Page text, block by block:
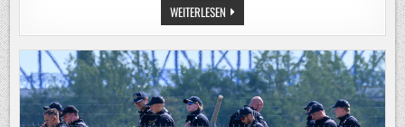
WEITERLESEN FUSSBALL-T
RANSFERMARKT: D
IOMANDE W
ÜR 1
35 M
ILLIONEN E
URO Z
U R
EAL M